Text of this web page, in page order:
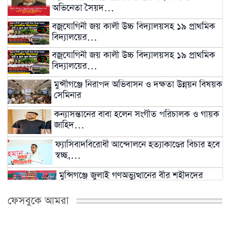
অভিনেতা সৈয়দ…
বজ্রযোগিনী জয় কালী উচ্চ বিদ্যালয়সহ ১৯ প্রাথমিক
বিদ্যালয়ের…
বজ্রযোগিনী জয় কালী উচ্চ বিদ্যালয়সহ ১৯ প্রাথমিক
বিদ্যালয়ের…
মুন্সীগঞ্জে নিরাপদ অভিবাসন ও দক্ষতা উন্নয়ন বিষয়ক
সেমিনার
কন্যাসন্তানের বাবা হলেন সংগীত পরিচালক ও গায়ক
জাহিদ…
ফ্যাসিবাদবিরোধী আন্দোলনে হত্যাকাণ্ডের বিচার হবে
স্বচ্ছ,…
মুন্সিগঞ্জে জুলাই গণঅভ্যুত্থানের বীর শহীদদের
জুলাই চেতনায় বৈষম্যহীন বাংলাদেশ গড়ার
ফেসবুকে আমরা